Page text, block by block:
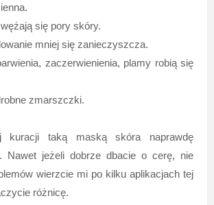
się pory skóry.
mniej się zanieczyszcza.
zaczerwienienia, plamy robią się
zmarszczki.
kuracji taką maską skóra naprawdę
Nawet jeżeli dobrze dbacie o cerę, nie
wierzcie mi po kilku aplikacjach tej
różnicę.